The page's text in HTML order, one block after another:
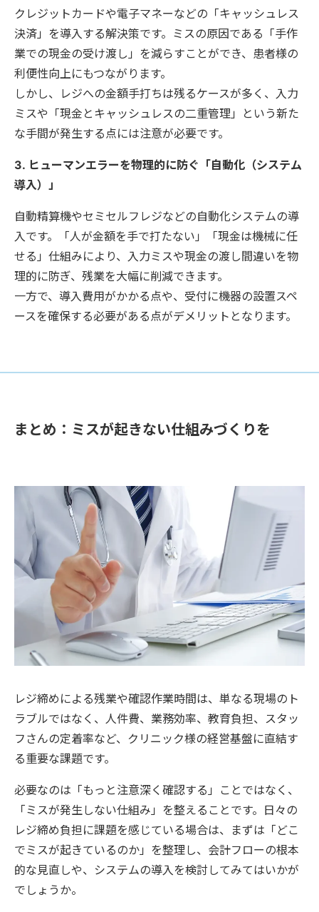
クレジットカードや電子マネーなどの「キャッシュレス
決済」を導入する解決策です。ミスの原因である「手作
業での現金の受け渡し」を減らすことができ、患者様の
利便性向上にもつながります。
しかし、レジへの金額手打ちは残るケースが多く、入力
ミスや「現金とキャッシュレスの二重管理」という新た
な手間が発生する点には注意が必要です。
3. ヒューマンエラーを物理的に防ぐ「自動化（システム
導入）」
自動精算機やセミセルフレジなどの自動化システムの導
入です。「人が金額を手で打たない」「現金は機械に任
せる」仕組みにより、入力ミスや現金の渡し間違いを物
理的に防ぎ、残業を大幅に削減できます。
一方で、導入費用がかかる点や、受付に機器の設置スペ
ースを確保する必要がある点がデメリットとなります。
まとめ：ミスが起きない仕組みづくりを
レジ締めによる残業や確認作業時間は、単なる現場のト
ラブルではなく、人件費、業務効率、教育負担、スタッ
フさんの定着率など、クリニック様の経営基盤に直結す
る重要な課題です。
必要なのは「もっと注意深く確認する」ことではなく、
「ミスが発生しない仕組み」を整えることです。日々の
レジ締め負担に課題を感じている場合は、まずは「どこ
でミスが起きているのか」を整理し、会計フローの根本
的な見直しや、システムの導入を検討してみてはいかが
でしょうか。